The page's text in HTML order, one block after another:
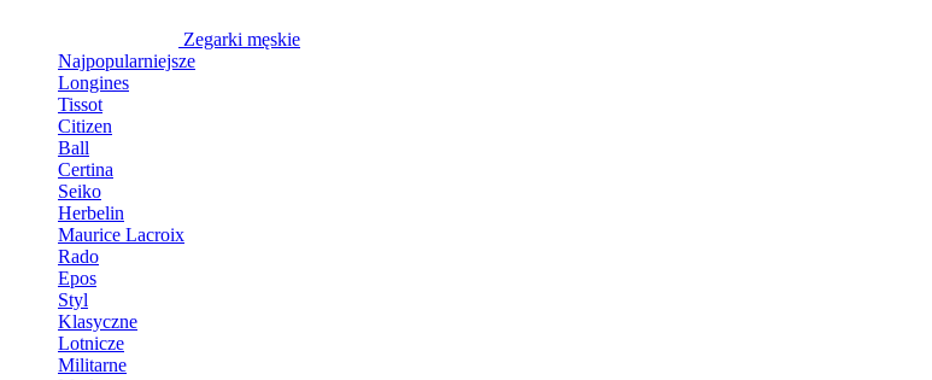
Zegarki męskie
Najpopularniejsze
Longines
Tissot
Citizen
Ball
Certina
Seiko
Herbelin
Maurice Lacroix
Rado
Epos
Styl
Klasyczne
Lotnicze
Militarne